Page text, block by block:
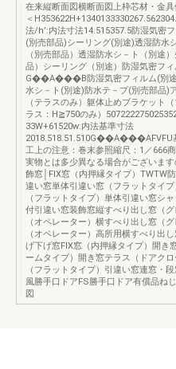
在来縦断面図横断面図上枠芯材・金
＜
法/h’:内法寸法14.515357.5防湿気密
(別売部品)シーリング(別途)透湿防水
（別売部品）透湿防水シ－ト（別途
品）シーリング（別途）防湿気密フィ
G��A���B防湿気密フィルム(別途
水シ－ト(別途)防水テ－プ(別売部品)
（テラスのみ）躯体止めブラケット
ラス：H≧750のみ）
33W+61520w:内法基準寸法
2018.518.51.510G��A���AFVFU
工上の注意：巻末参照縮尺：1／666
実物とは多少異なる場合がございま
飾窓│FIX窓（内押縁タイプ）TWTW
違い窓単体引違い窓（フラットタイ
（フラットタイプ）単体引違い窓シ
付引違い窓装飾窓縦すべり出し窓（
（オペレーター）横すべり出し窓（
（オペレーター）高所用横すべり出
げ下げ窓FIX窓（内押縁タイプ）開き
ームタイプ）開き窓テラス（ドアク
（フラットタイプ）引違い窓連窓・
風勝手口ドアFS勝手口ドア有償品ね
図